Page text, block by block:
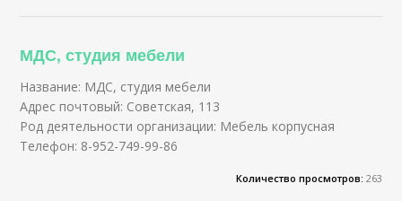
МДС, студия мебели
Название: МДС, студия мебели
Адрес почтовый: Советская, 113
Род деятельности организации: Мебель корпусная
Телефон: 8-952-749-99-86
Количество просмотров: 263